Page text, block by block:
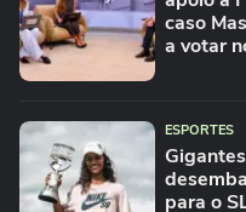
caso
a votar
ESPORTES
para o